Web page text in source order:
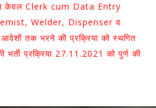
से केवल Clerk cum Data Entry
Welder, Dispenser व
तक भरने की प्रक्रिया को स्थगित
भर्ती प्रक्रिया 27.11.2021 को पुर्ण की